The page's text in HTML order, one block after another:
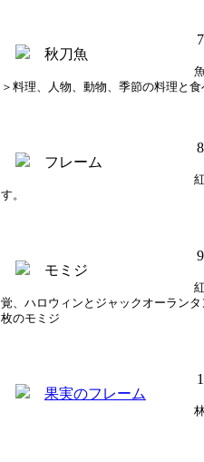
＞料理、人物、動物、季節の料理と
す。
覚、ハロウィンとジャックオーラン
枚のモミジ